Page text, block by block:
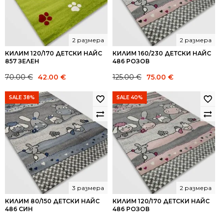
КИЛИМ 120/170 ДЕТСКИ НАЙС
857 ЗЕЛЕН
2 размера
70.00€
Original
was:
70.00 €.
42.00 €
Current
is:
42.00 €.
КИЛИМ 160/230 ДЕТСКИ НАЙС
486 РОЗОВ
2 размера
125.00€
Original
was:
125.00 €.
75.00 €
Current
is:
75.00 €.
SALE 38%
КИЛИМ 80/150 ДЕТСКИ НАЙС
486 СИН
3 размера
SALE 40%
КИЛИМ 120/170 ДЕТСКИ НАЙС
486 РОЗОВ
2 размера